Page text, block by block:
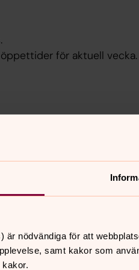
är nödvändiga för att
samt kakor som
för aktuell vecka.
katolska tiden eget
till kyrkans ombyggnad.
finns i Örebro läns